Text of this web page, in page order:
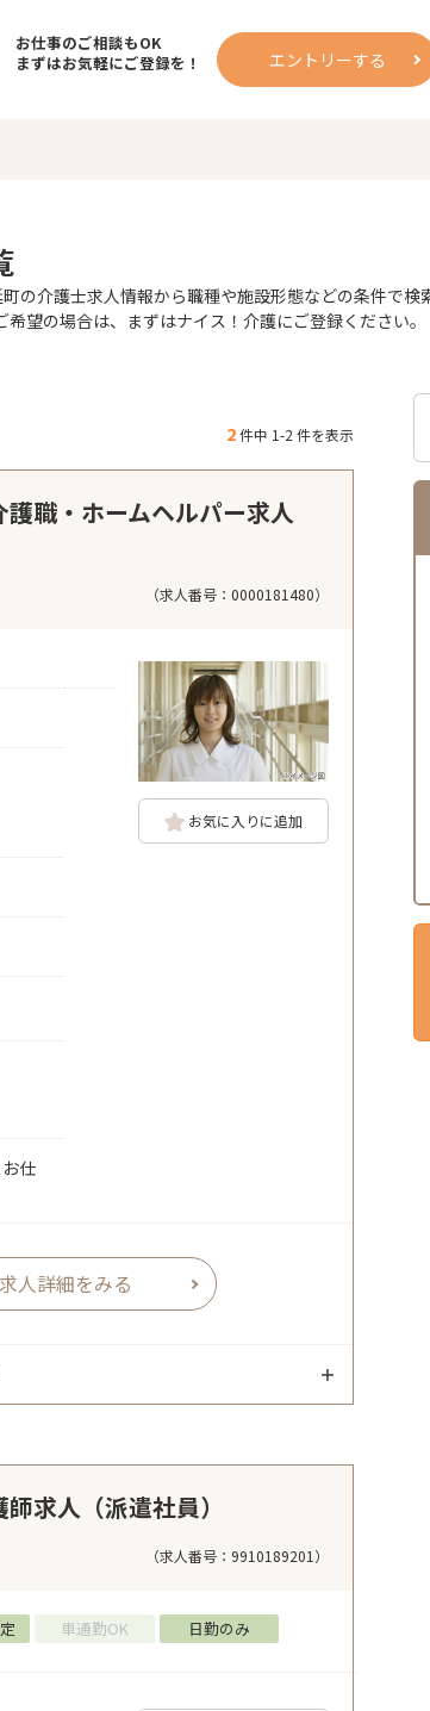
お仕事のご相談もOK
まずはお気軽にご登録を！
エントリーする
の介護士求人情報から職種や施設形態などの条件で
望の場合は、まずはナイス！介護にご登録ください。
2件中 1-2 件を表示
職・ホームヘルパー求人
（求人番号：0000181480）
仕
お気に入りに追加
求人詳細をみる
求人（派遣社員）
（求人番号：9910189201）
車通勤OK 日勤のみ